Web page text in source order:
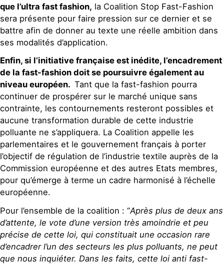
que l’ultra fast fashion, la Coalition Stop Fast-Fashion
sera présente pour faire pression sur ce dernier et se
battre afin de donner au texte une réelle ambition dans
ses modalités d’application.
Enfin, si l’initiative française est inédite, l’encadrement
de la fast-fashion doit se poursuivre également au
niveau européen. Tant que la fast-fashion pourra
continuer de prospérer sur le marché unique sans
contrainte, les contournements resteront possibles et
aucune transformation durable de cette industrie
polluante ne s’appliquera. La Coalition appelle les
parlementaires et le gouvernement français à porter
l’objectif de régulation de l’industrie textile auprès de la
Commission européenne et des autres Etats membres,
pour qu’émerge à terme un cadre harmonisé à l’échelle
européenne.
Pour l’ensemble de la coalition : “Après plus de deux ans
d’attente, le vote d’une version très amoindrie et peu
précise de cette loi, qui constituait une occasion rare
d’encadrer l’un des secteurs les plus polluants, ne peut
que nous inquiéter. Dans les faits, cette loi anti fast-